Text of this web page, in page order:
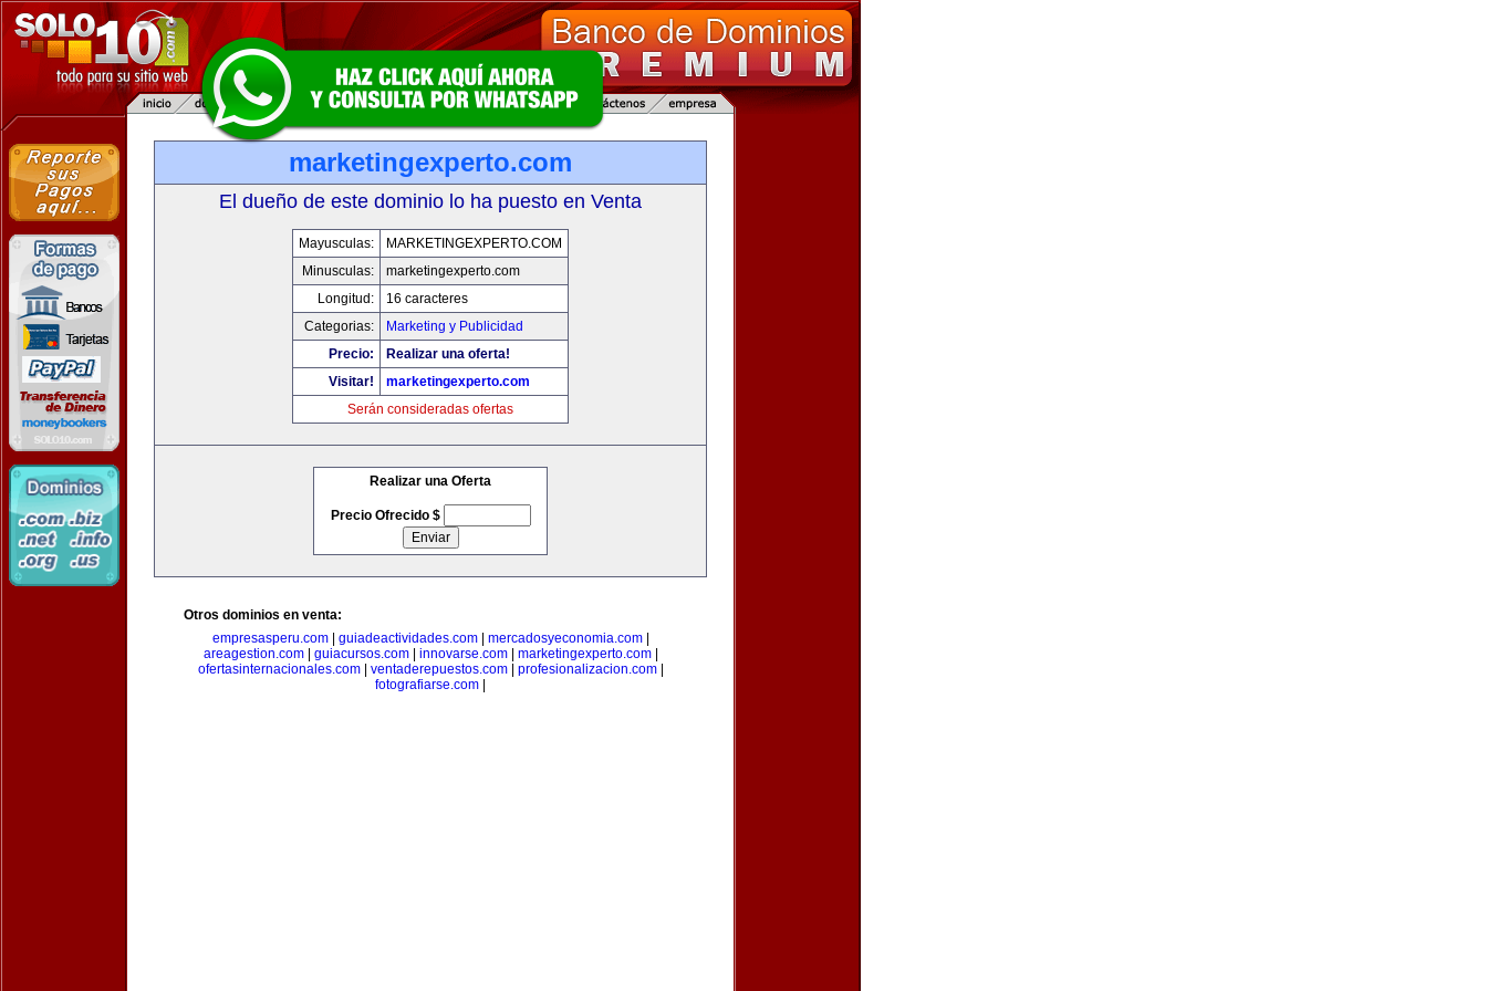
marketingexperto.com
El dueño de este dominio lo ha puesto en Venta
Mayusculas:
MARKETINGEXPERTO.COM
Minusculas:
marketingexperto.com
Longitud:
16 caracteres
Categorias:
Marketing y Publicidad
Precio:
Realizar una oferta!
Visitar!
marketingexperto.com
Serán consideradas ofertas
Realizar una Oferta
Precio Ofrecido $
Otros dominios en venta:
empresasperu.com| guiadeactividades.com| mercadosyeconomia.com|
areagestion.com| guiacursos.com| innovarse.com| marketingexperto.com|
ofertasinternacionales.com| ventaderepuestos.com| profesionalizacion.com|
fotografiarse.com